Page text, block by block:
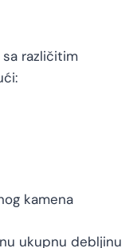
različitim
kamena
ukupnu debljinu